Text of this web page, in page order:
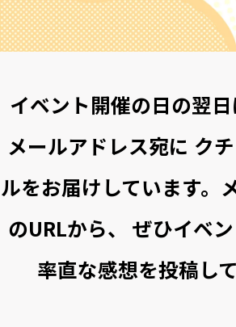
イベント開催の日の翌
メールアドレス宛に ク
ルをお届けしています。
のURLから、
ぜひイベ
率直な感想を投稿し